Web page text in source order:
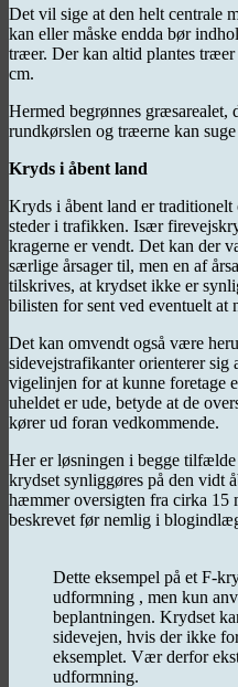
Det vil sige at den helt centrale
kan eller måske endda bør
træer. Der kan altid plantes træer
cm.
Hermed begrønnes græsarealet,
rundkørslen og træerne kan
Kryds i åbent land
Kryds i åbent land er
steder i trafikken. Især
kragerne er vendt. Det kan der
særlige årsager til, men en af
tilskrives, at krydset ikke er
bilisten for sent ved eventuelt at
Det kan omvendt også være
sidevejstrafikanter orienterer
vigelinjen for at kunne foretage
uheldet er ude, betyde at de
kører ud foran vedkommende.
Her er løsningen i begge
krydset synliggøres på den vidt
hæmmer oversigten fra cirka 15
beskrevet før nemlig i
Dette eksempel på et F-
udformning , men kun
beplantningen. Krydset
sidevejen, hvis der ikke
eksemplet. Vær derfor
udformning.